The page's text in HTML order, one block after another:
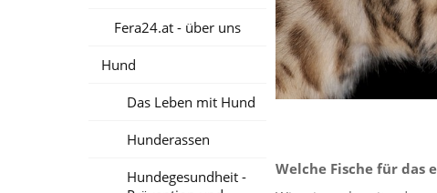
Fera24.at - über uns
Hund
Das Leben mit Hund
Hunderassen
Hundegesundheit -
Welche Fische für das